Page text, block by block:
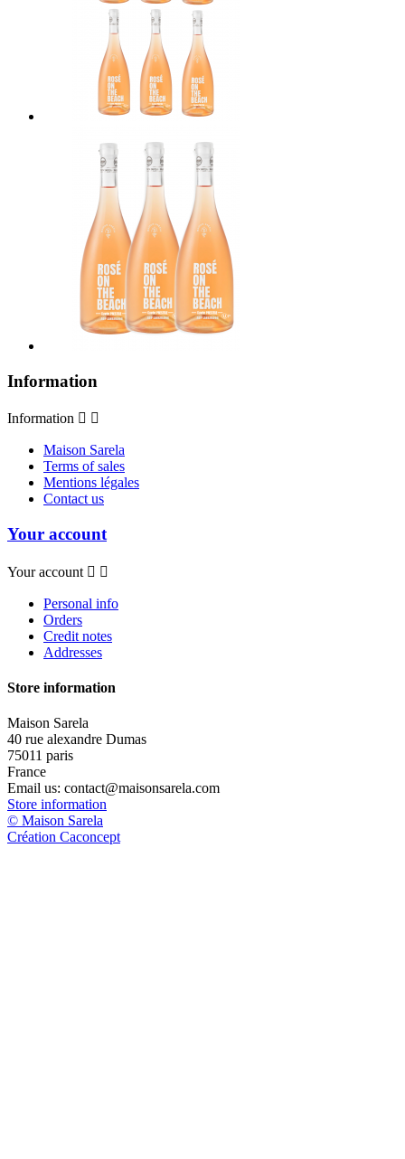
Information
Information  
Maison Sarela
Terms of sales
Mentions légales
Contact us
Your account
Your account  
Personal info
Orders
Credit notes
Addresses
Store information
Maison Sarela
40 rue alexandre Dumas
75011 paris
France
Email us: contact@maisonsarela.com
Store information
© Maison Sarela
Création Caconcept